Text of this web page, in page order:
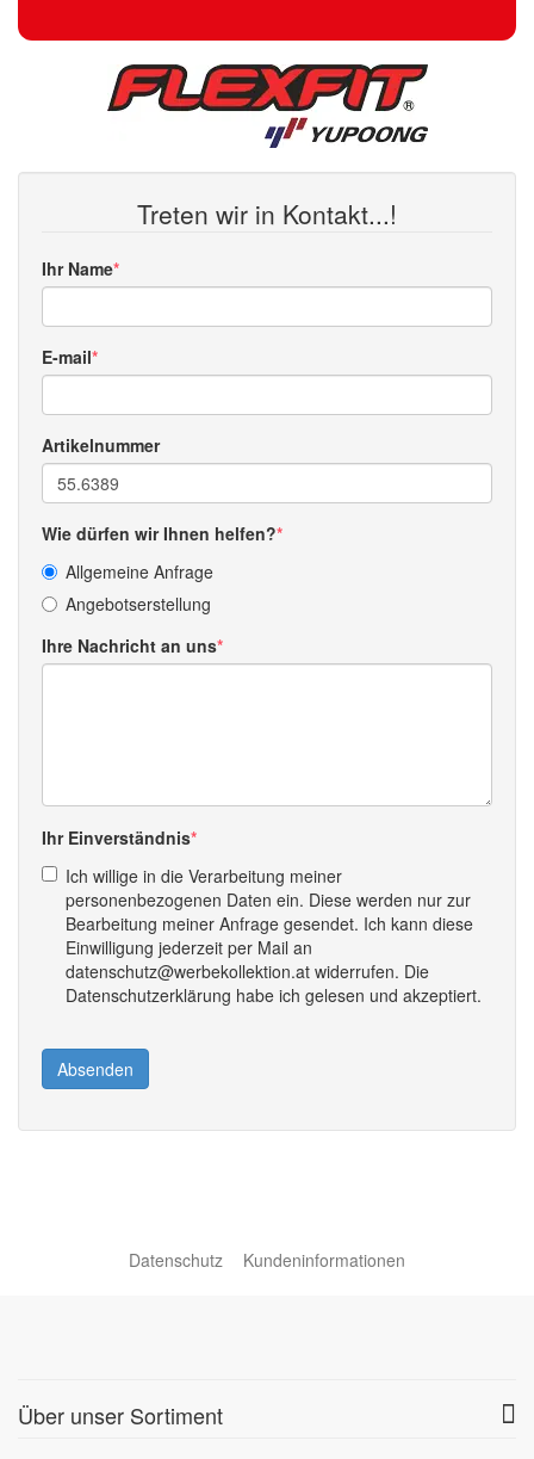
Treten wir in Kontakt...!
Ihr Name
E-mail
Artikelnummer
Wie dürfen wir Ihnen helfen?
Allgemeine Anfrage
Angebotserstellung
Ihre Nachricht an uns
Ihr Einverständnis
Ich willige in die Verarbeitung meiner
personenbezogenen Daten ein. Diese werden nur zur
Bearbeitung meiner Anfrage gesendet. Ich kann diese
Einwilligung jederzeit per Mail an
datenschutz@werbekollektion.at widerrufen. Die
Datenschutzerklärung habe ich gelesen und akzeptiert.
Absenden
Datenschutz Kundeninformationen
Über unser Sortiment